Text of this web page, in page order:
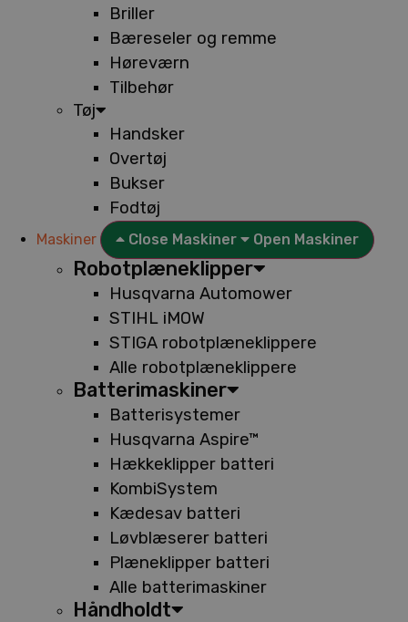
Briller
Bæreseler og remme
Høreværn
Tilbehør
Tøj
Handsker
Overtøj
Bukser
Fodtøj
Maskiner Close Maskiner Open Maskiner
Robotplæneklipper
Husqvarna Automower
STIHL iMOW
STIGA robotplæneklippere
Alle robotplæneklippere
Batterimaskiner
Batterisystemer
Husqvarna Aspire™
Hækkeklipper batteri
KombiSystem
Kædesav batteri
Løvblæserer batteri
Plæneklipper batteri
Alle batterimaskiner
Håndholdt